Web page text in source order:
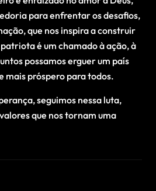
para enfrentar os desafios,
que nos inspira a construir
é um chamado à ação, à
possamos erguer um país
mais próspero para todos.
seguimos nessa luta,
que nos tornam uma